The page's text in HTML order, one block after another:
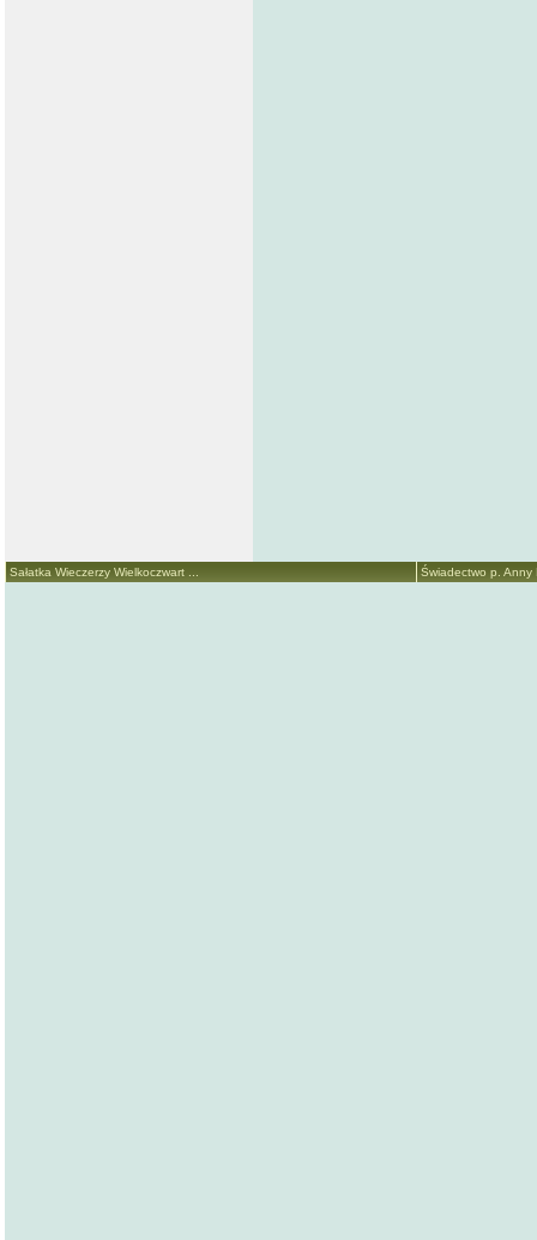
Sałatka Wieczerzy Wielkoczwart ... Świadectwo p. Anny